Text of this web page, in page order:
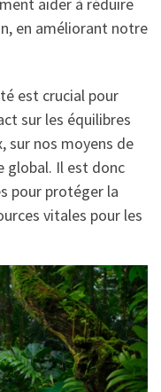
en améliorant notre
est crucial pour
sur les équilibres
sur nos moyens de
global. Il est donc
pour protéger la
vitales pour les